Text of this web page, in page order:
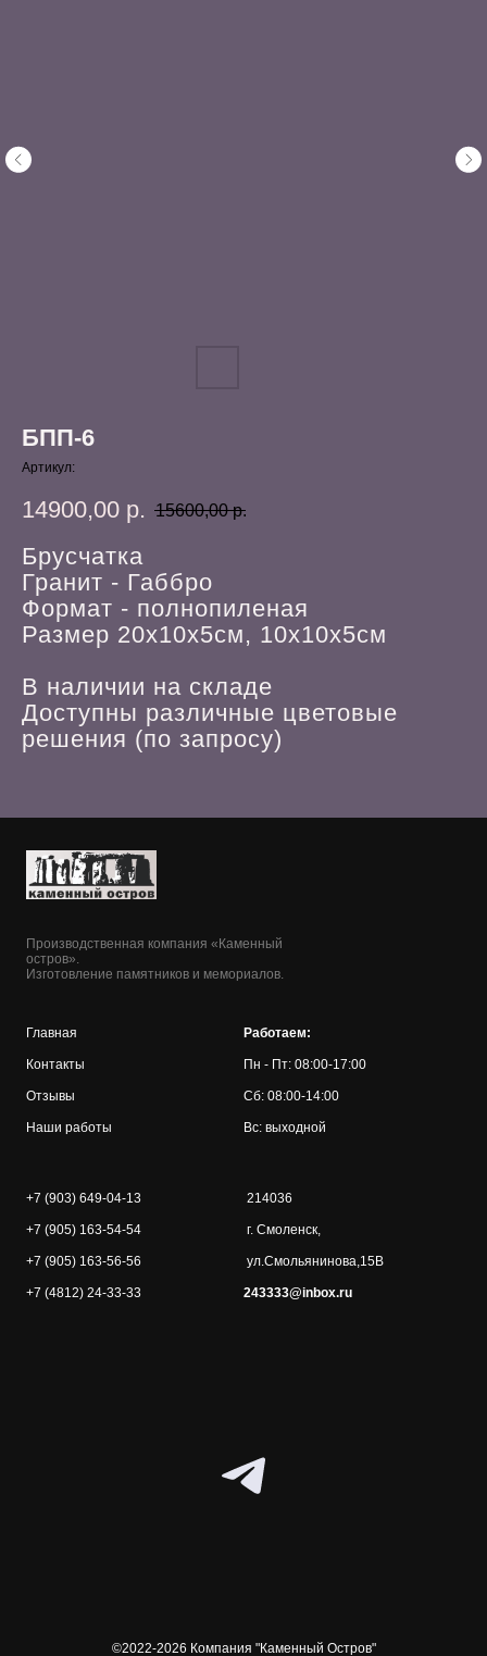
БПП-6
Артикул:
14900,00 р. 15600,00 р.
Брусчатка
Гранит - Габбро
Формат - полнопиленая
Размер 20х10х5см, 10х10х5см
В наличии на складе
Доступны различные цветовые
решения (по запросу)
Производственная компания «Каменный
остров».
Изготовление памятников и мемориалов.
Главная
Контакты
Отзывы
Наши работы
Работаем:
Пн - Пт: 08:00-17:00
Сб: 08:00-14:00
Вс: выходной
+7 (903) 649-04-13
+7 (905) 163-54-54
+7 (905) 163-56-56
+7 (4812) 24-33-33
214036
г. Смоленск,
ул.Смольянинова,15В
243333@inbox.ru
©2022-2026 Компания "Каменный Остров"